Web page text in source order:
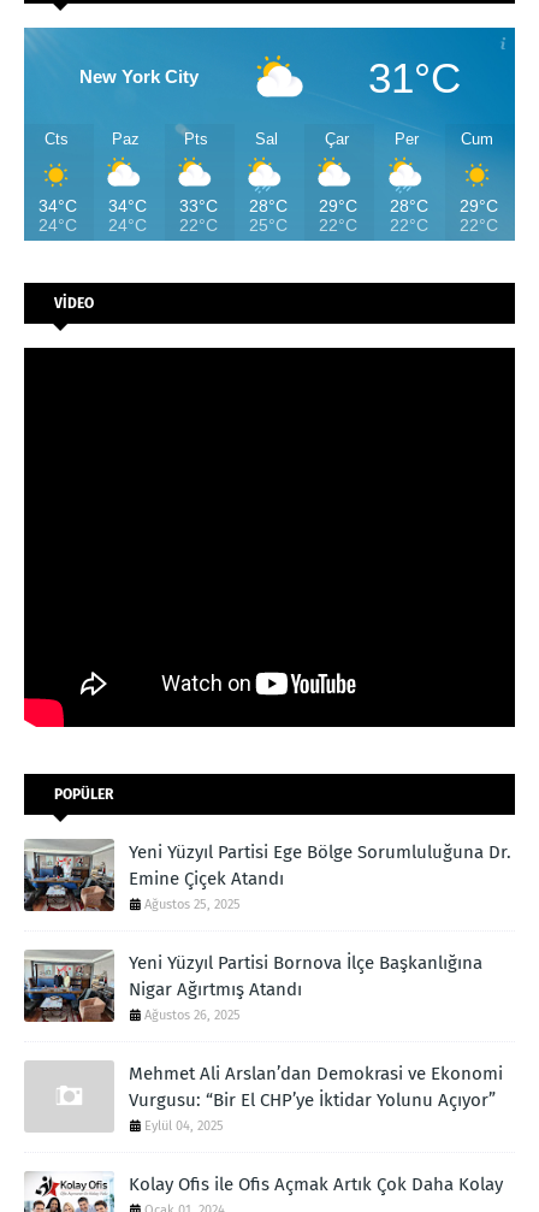
New York City 31°C
Cts
34°C
24°C
Paz
34°C
24°C
Pts
33°C
22°C
Sal
28°C
25°C
Çar
29°C
22°C
Per
28°C
22°C
Cum
29°C
22°C
VİDEO
POPÜLER
Yeni Yüzyıl Partisi Ege Bölge Sorumluluğuna Dr.
Emine Çiçek Atandı
Ağustos 25, 2025
Yeni Yüzyıl Partisi Bornova İlçe Başkanlığına
Nigar Ağırtmış Atandı
Ağustos 26, 2025
Mehmet Ali Arslan’dan Demokrasi ve Ekonomi
Vurgusu: “Bir El CHP’ye İktidar Yolunu Açıyor”
Eylül 04, 2025
Kolay Ofis ile Ofis Açmak Artık Çok Daha Kolay